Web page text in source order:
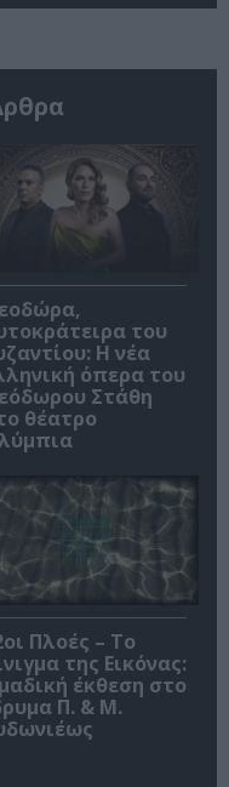
του
Η νέα
όπερα του
Στάθη
θέατρο
Πλοές – Το
της Εικόνας:
έκθεση στο
Π. & Μ.